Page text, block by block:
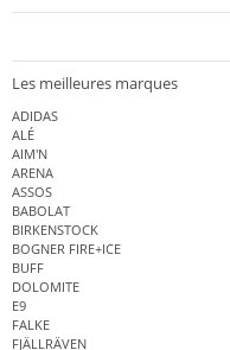
Les meilleures marques
ADIDAS
ALÉ
AIM'N
ARENA
ASSOS
BABOLAT
BIRKENSTOCK
BOGNER FIRE+ICE
BUFF
DOLOMITE
E9
FALKE
FJÄLLRÄVEN